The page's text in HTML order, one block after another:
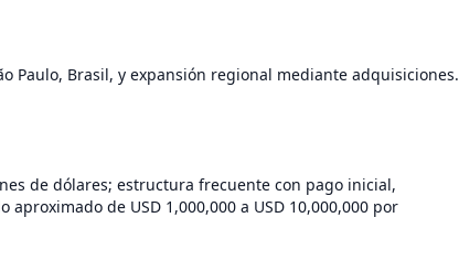
Paulo, Brasil, y expansión regional mediante adquisiciones.
de dólares; estructura frecuente con pago inicial,
de USD 1,000,000 a USD 10,000,000 por